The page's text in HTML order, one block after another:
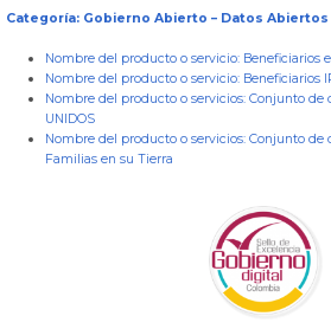
Categoría: Gobierno Abierto – Datos Abiertos
Nombre del producto o servicio: Beneficiarios
Nombre del producto o servicio: Beneficiarios
Nombre del producto o servicios: Conjunto de
UNIDOS
Nombre del producto o servicios: Conjunto de
Familias en su Tierra